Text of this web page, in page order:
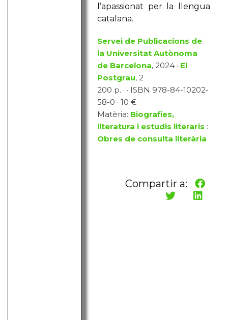
l’apassionat per la llengua
catalana.
Servei de Publicacions de
la Universitat Autònoma
de Barcelona, 2024 · El
Postgrau, 2
200 p. · · ISBN 978-84-10202-
58-0 · 10 €
Matèria: Biografies,
literatura i estudis literaris :
Obres de consulta literària
Compartir a: